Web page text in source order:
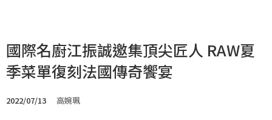
國際名廚江振誠邀集頂尖匠人 RAW夏
季菜單復刻法國傳奇饗宴
2022/07/13 高婉珮